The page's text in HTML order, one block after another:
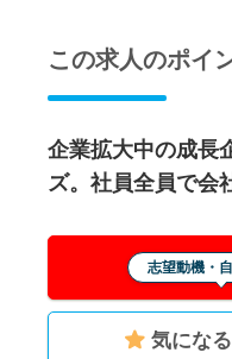
この求人のポイ
企業拡大中の成長
ズ。社員全員で会
志望動機・
気になる